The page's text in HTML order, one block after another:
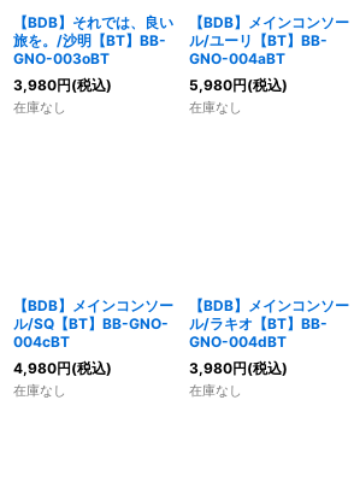
【BDB】それでは、良い
旅を。/沙明【BT】BB-
GNO-003oBT
3,980円(税込)
在庫なし
【BDB】メインコンソー
ル/ユーリ【BT】BB-
GNO-004aBT
5,980円(税込)
在庫なし
【BDB】メインコンソー
ル/SQ【BT】BB-GNO-
004cBT
4,980円(税込)
在庫なし
【BDB】メインコンソー
ル/ラキオ【BT】BB-
GNO-004dBT
3,980円(税込)
在庫なし